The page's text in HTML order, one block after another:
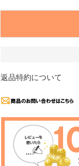
返品特約について